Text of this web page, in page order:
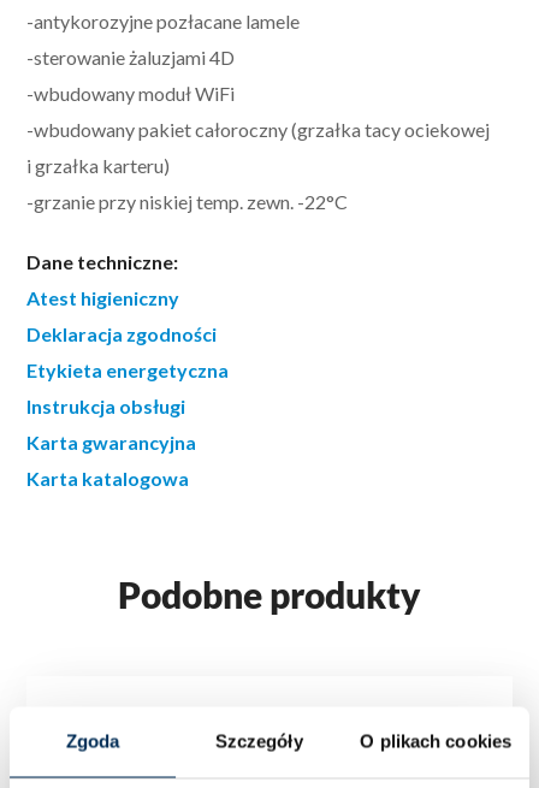
Zgoda Szczegóły O plikach cookies
-antykorozyjne pozłacane lamele
-sterowanie żaluzjami 4D
-wbudowany moduł WiFi
-wbudowany pakiet całoroczny (grzałka tacy ociekowej
i grzałka karteru)
-grzanie przy niskiej temp. zewn. -22°C
Dane techniczne:
Atest higieniczny
Deklaracja zgodności
Etykieta energetyczna
Instrukcja obsługi
Karta gwarancyjna
Karta katalogowa
Podobne produkty